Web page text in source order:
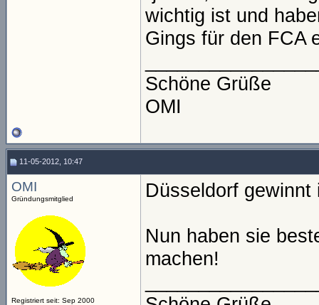
wichtig ist und
Gings für den FCA
Schöne Grüße
OMI
11-05-2012, 10:47
OMI
Gründungsmitglied
Registriert seit: Sep 2000
Düsseldorf gewinnt
Nun haben sie
machen!